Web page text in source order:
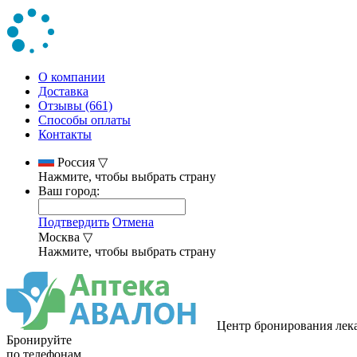
О компании
Доставка
Отзывы (661)
Способы оплаты
Контакты
Россия ▽
Нажмите, чтобы выбрать страну
Ваш город:
Подтвердить Отмена
Москва ▽
Нажмите, чтобы выбрать страну
Центр бронирования
Бронируйте
по телефонам